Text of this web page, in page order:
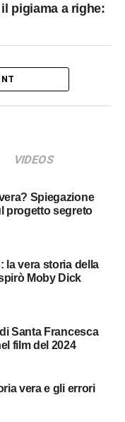
pigiama a righe:
VIDEOS
progetto segreto
Moby Dick
film del 2024